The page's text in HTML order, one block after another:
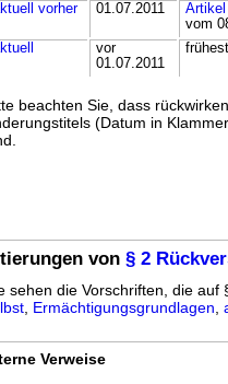
vorher 01.07.2011
vom
vor
01.07.2011
beachten Sie, dass
(Datum in
von § 2
sehen die Vorschriften, die auf
Ermächtigungsgrundlagen
Verweise